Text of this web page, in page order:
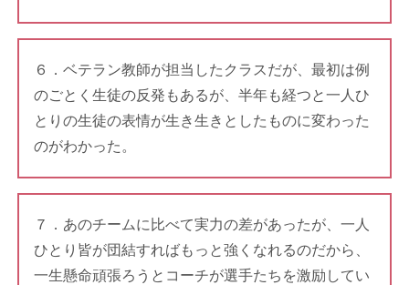
６．ベテラン教師が担当したクラスだが、最初は例
のごとく生徒の反発もあるが、半年も経つと一人ひ
とりの生徒の表情が生き生きとしたものに変わった
のがわかった。
７．あのチームに比べて実力の差があったが、一人
ひとり皆が団結すればもっと強くなれるのだから、
一生懸命頑張ろうとコーチが選手たちを激励してい